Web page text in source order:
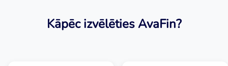
Kāpēc izvēlēties AvaFin?